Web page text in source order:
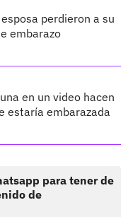
perdieron a su
embarazo
en un video hacen
estaría embarazada
para tener de
de